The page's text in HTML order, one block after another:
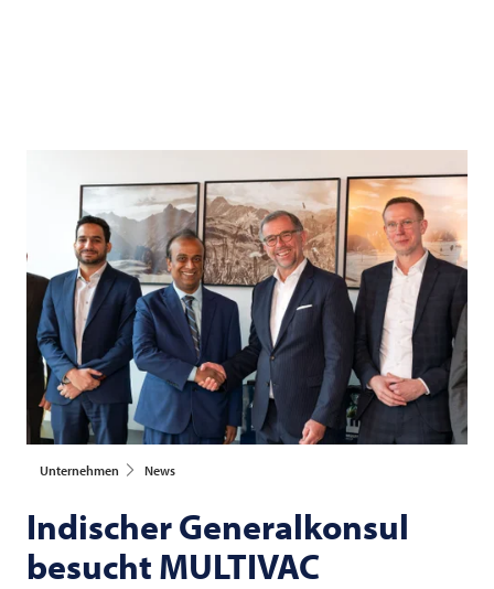
Unternehmen News
Indischer Generalkonsul
besucht MULTIVAC